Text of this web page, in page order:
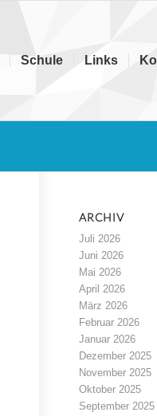
Schule Links
ARCHIV
Juli 2026
Juni 2026
Mai 2026
April 2026
März 2026
Februar 2026
Januar 2026
Dezember 2025
November 2025
Oktober 2025
September 2025